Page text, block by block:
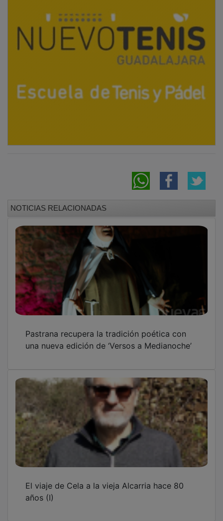
una nueva edición de ‘Versos a Medianoche’
años (I)